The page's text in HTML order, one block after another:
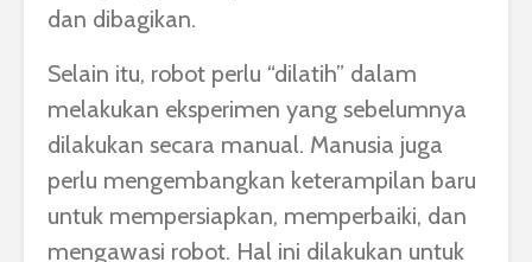
dan dibagikan.
Selain itu, robot perlu “dilatih” dalam
melakukan eksperimen yang sebelumnya
dilakukan secara manual. Manusia juga
perlu mengembangkan keterampilan baru
untuk mempersiapkan, memperbaiki, dan
mengawasi robot. Hal ini dilakukan untuk